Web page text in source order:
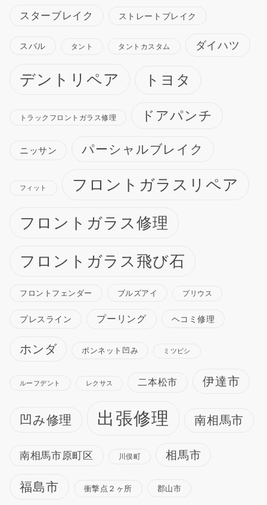
スターブレイク ストレートブレイク
スバル タント タントカスタム ダイハツ
デントリペア トヨタ
トラックフロントガラス修理 ドアパンチ
ニッサン パーシャルブレイク
フィット フロントガラスリペア
フロントガラス修理
フロントガラス飛び石
フロントフェンダー ブルズアイ プリウス
プレスライン プーリング ヘコミ修理
ホンダ ボンネット凹み ミツビシ
ルーフデント レクサス 二本松市 伊達市
凹み修理 出張修理 南相馬市
南相馬市原町区 川俣町 相馬市
福島市 衝撃点２ヶ所 郡山市